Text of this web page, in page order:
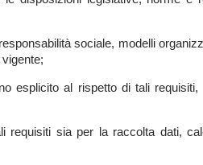
sociale, modelli
esplicito al rispetto di tali
sia per la raccolta dati,